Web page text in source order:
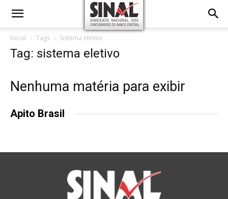
Inicial Tags Sistema eletivo
Tag: sistema eletivo
Nenhuma matéria para exibir
Apito Brasil